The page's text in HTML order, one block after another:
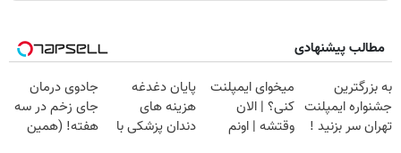
مطالب پیشنهادی
به بزرگترین
جشنواره ایمپلنت
تهران سر بزنید !
میخوای ایمپلنت
کنی؟ | الان
وقتشه | اونم
پایان دغدغه
هزینه های
دندان پزشکی با
جادوی درمان
جای زخم در سه
هفته! (همین